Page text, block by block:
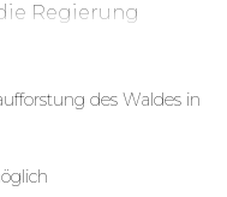
Regierung
durch drei
da sie CO2-
Luft reinigen und
des Waldes in